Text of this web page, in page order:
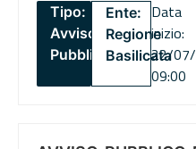
Tipo:
Avviso
Pubblico
Ente:
Regione
Basilicata
Data
inizio:
22/
09:00